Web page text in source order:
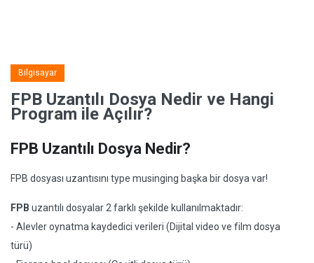
Bilgisayar
FPB Uzantılı Dosya Nedir ve Hangi
Program ile Açılır?
FPB Uzantılı Dosya Nedir?
FPB dosyası uzantısını type musinging başka bir dosya var!
FPB uzantılı dosyalar 2 farklı şekilde kullanılmaktadır:
- Alevler oynatma kaydedici verileri (Dijital video ve film dosya
türü)